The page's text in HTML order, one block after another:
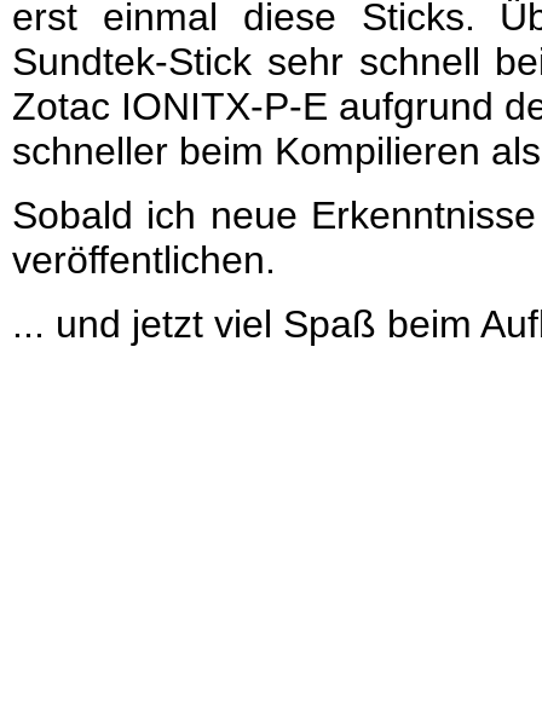
erst einmal diese Sticks.
Sundtek-Stick sehr schnell
Zotac IONITX-P-E aufgrund
schneller beim Kompilieren
Sobald ich neue
veröffentlichen.
... und jetzt viel Spaß beim